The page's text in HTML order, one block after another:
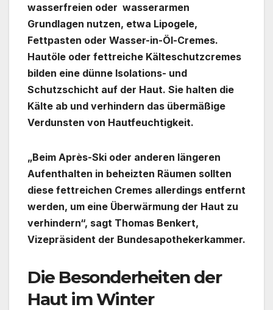
wasserfreien oder wasserarmen
Grundlagen nutzen, etwa Lipogele,
Fettpasten oder Wasser-in-Öl-Cremes.
Hautöle oder fettreiche Kälteschutzcremes
bilden eine dünne Isolations- und
Schutzschicht auf der Haut. Sie halten die
Kälte ab und verhindern das übermäßige
Verdunsten von Hautfeuchtigkeit.
„Beim Après-Ski oder anderen längeren
Aufenthalten in beheizten Räumen sollten
diese fettreichen Cremes allerdings entfernt
werden, um eine Überwärmung der Haut zu
verhindern“, sagt Thomas Benkert,
Vizepräsident der Bundesapothekerkammer.
Die Besonderheiten der
Haut im Winter